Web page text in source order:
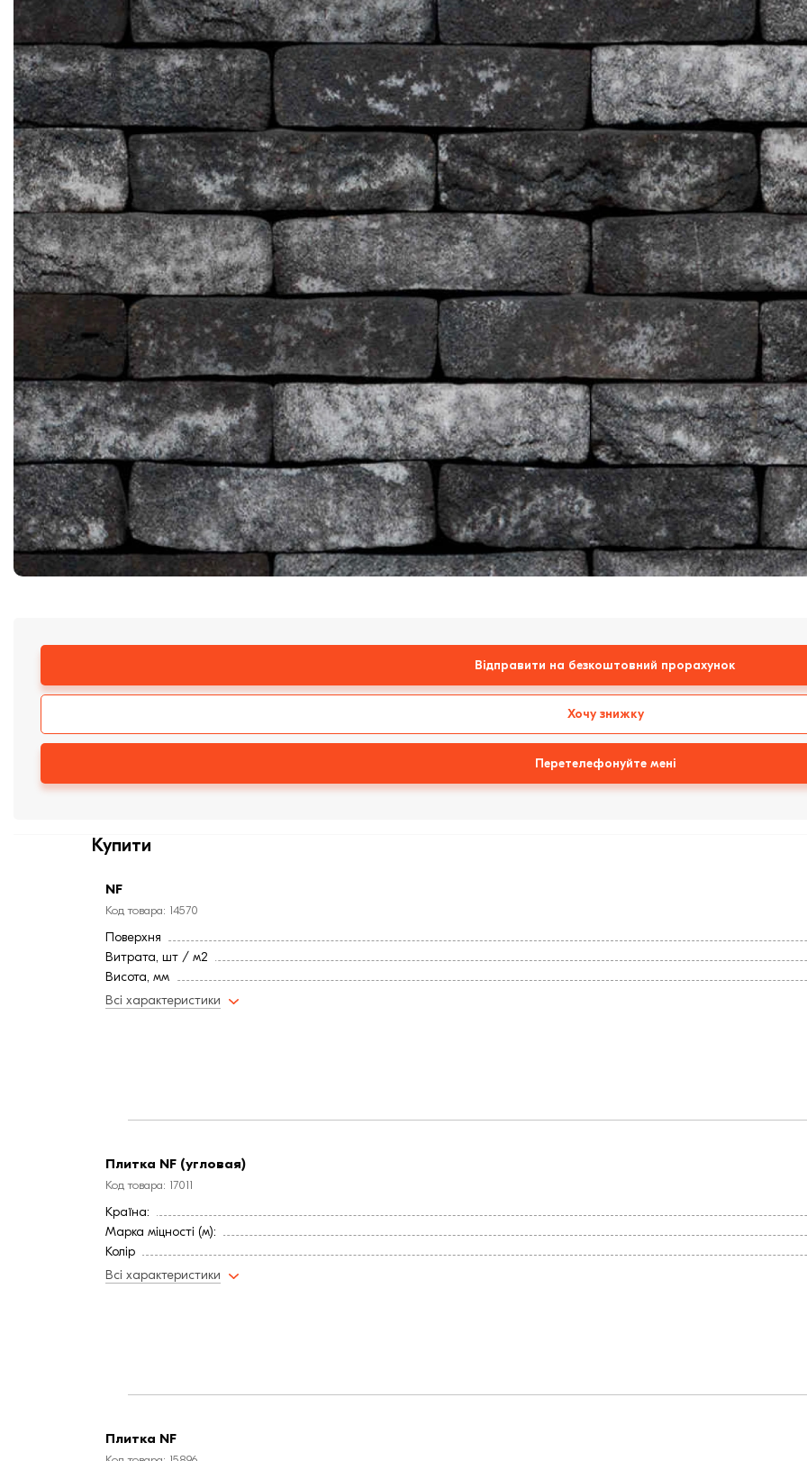
Рядова цегла
Клінкерная плитка
Сходи та ганок
Будівельні суміші
Відправити на безкоштовний прорахунок
Хочу знижку
Перетелефонуйте мені
Купити
NF
Код товара: 14570
Поверхня
Витрата, шт / м2
Висота, мм
Довжина, мм
Марка міцності (м):
Фактура
Всі характеристики
Плитка NF (угловая)
Код товара: 17011
Країна:
Марка міцності (м):
Колір
Фактура
Всі характеристики
Плитка NF